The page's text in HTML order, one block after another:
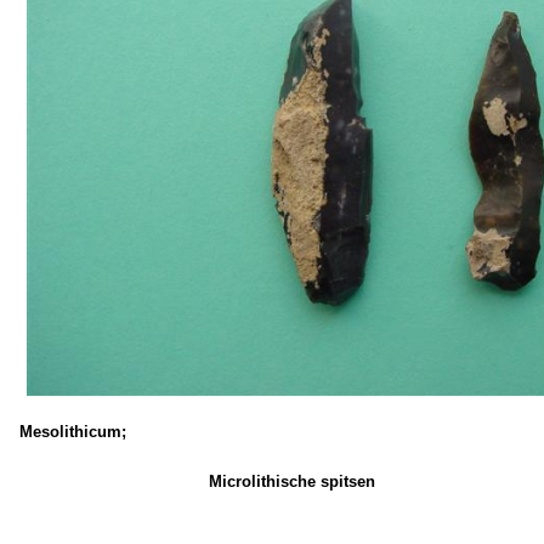
Mesolithicum;
Microlithische spitsen